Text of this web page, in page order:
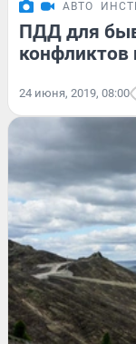
АВТО
ПДД для
конфликтов
24 июня, 2019, 08:00